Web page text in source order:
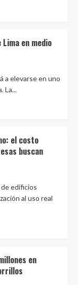
en medio
a elevarse en uno
La...
el costo
buscan
edificios
al uso real
en